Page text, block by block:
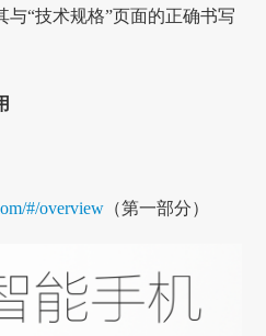
与“技术规格”页面的正确书写
#/overview （第一部分）